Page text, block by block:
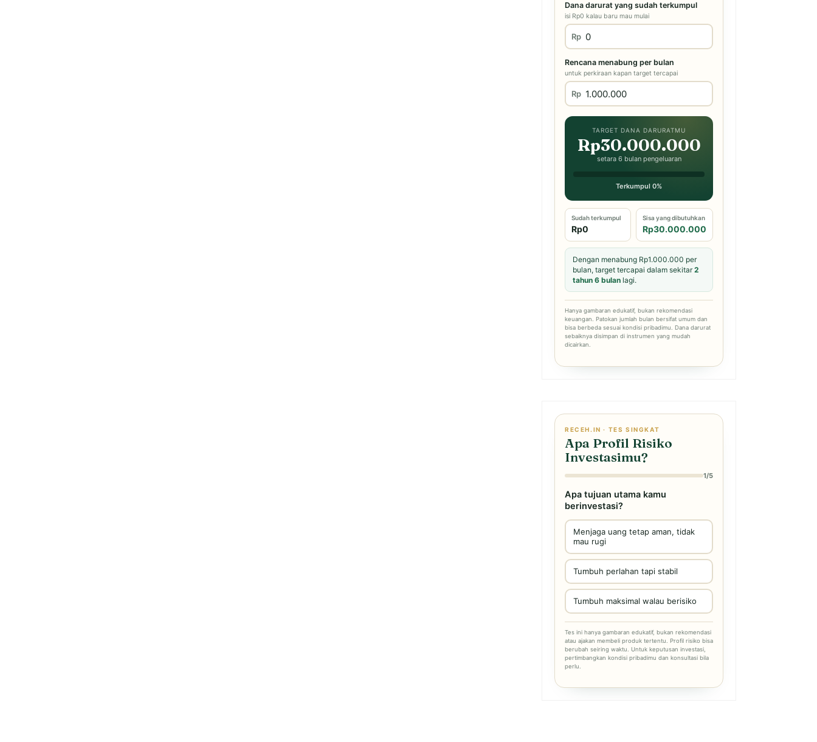
Dana darurat yang sudah terkumpul
isi Rp0 kalau baru mau mulai
Rp
Rencana menabung per bulan
untuk perkiraan kapan target tercapai
Rp
TARGET DANA DARURATMU
Rp30.000.000
setara 6 bulan pengeluaran
Terkumpul 0%
Sudah terkumpul
Rp0
Sisa yang dibutuhkan
Rp30.000.000
Dengan menabung Rp1.000.000 per
bulan, target tercapai dalam sekitar2
tahun 6 bulan lagi.
Hanya gambaran edukatif, bukan rekomendasi
keuangan. Patokan jumlah bulan bersifat umum dan
bisa berbeda sesuai kondisi pribadimu. Dana darurat
sebaiknya disimpan di instrumen yang mudah
dicairkan.
RECEH.IN · TES SINGKAT
Apa Profil Risiko
Investasimu?
1/5
Apa tujuan utama kamu
berinvestasi?
Menjaga uang tetap aman, tidak
mau rugi
Tumbuh perlahan tapi stabil
Tumbuh maksimal walau berisiko
Tes ini hanya gambaran edukatif, bukan rekomendasi
atau ajakan membeli produk tertentu. Profil risiko bisa
berubah seiring waktu. Untuk keputusan investasi,
pertimbangkan kondisi pribadimu dan konsultasi bila
perlu.